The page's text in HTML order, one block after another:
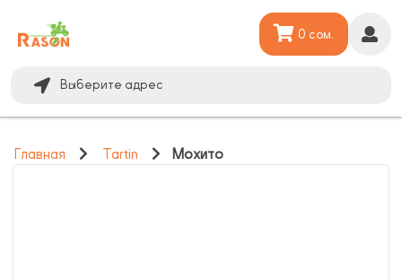
Выберите адрес
0 сом.
Главная Tartin Мохито